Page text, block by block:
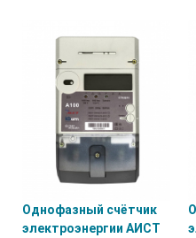
Однофазный счётчик
электроэнергии АИСТ